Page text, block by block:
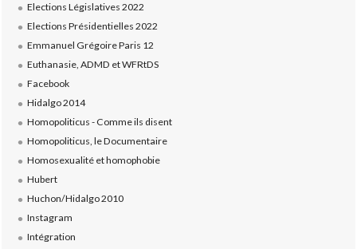
Elections Législatives 2022
Elections Présidentielles 2022
Emmanuel Grégoire Paris 12
Euthanasie, ADMD et WFRtDS
Facebook
Hidalgo 2014
Homopoliticus - Comme ils disent
Homopoliticus, le Documentaire
Homosexualité et homophobie
Hubert
Huchon/Hidalgo 2010
Instagram
Intégration